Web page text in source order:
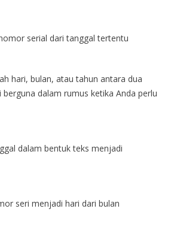
serial dari tanggal tertentu
hari, bulan, atau tahun antara dua
berguna dalam rumus ketika Anda perlu
dalam bentuk teks menjadi
seri menjadi hari dari bulan